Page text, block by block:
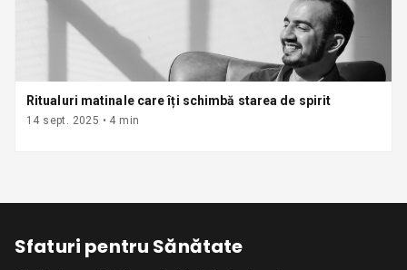
Ritualuri matinale care îți schimbă starea de spirit
14 sept. 2025 • 4 min
Sfaturi pentru Sănătate